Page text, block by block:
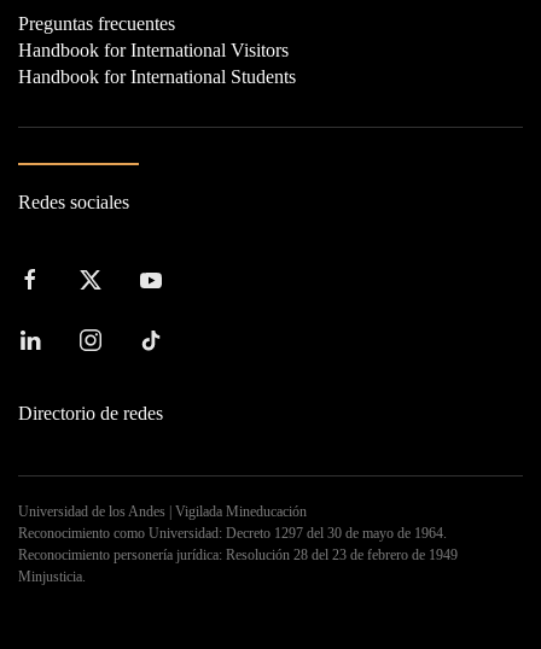
Preguntas frecuentes
Handbook for International Visitors
Handbook for International Students
Redes sociales
Directorio de redes
Universidad de los Andes | Vigilada Mineducación
Reconocimiento como Universidad: Decreto 1297 del 30 de mayo de 1964.
Reconocimiento personería jurídica: Resolución 28 del 23 de febrero de 1949
Minjusticia.